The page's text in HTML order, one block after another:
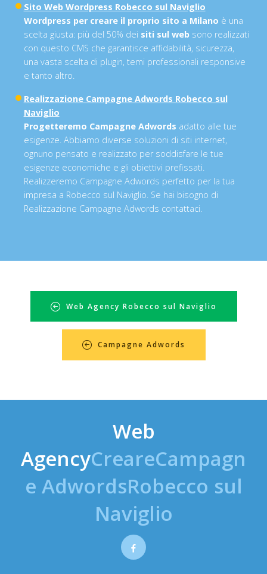
Sito Web Wordpress Robecco sul Naviglio
Wordpress per creare il proprio sito a Milano è una
scelta giusta: più del 50% dei siti sul web sono realizzati
con questo CMS che garantisce affidabilità, sicurezza,
una vasta scelta di plugin, temi professionali responsive
e tanto altro.
Realizzazione Campagne Adwords Robecco sul
Naviglio
Progetteremo Campagne Adwords adatto alle tue
esigenze. Abbiamo diverse soluzioni di siti internet,
ognuno pensato e realizzato per soddisfare le tue
esigenze economiche e gli obiettivi prefissati.
Realizzeremo Campagne Adwords perfetto per la tua
impresa a Robecco sul Naviglio. Se hai bisogno di
Realizzazione Campagne Adwords contattaci.
Web Agency Robecco sul Naviglio
Campagne Adwords
Web
AgencyCreareCampagn
e AdwordsRobecco sul
Naviglio